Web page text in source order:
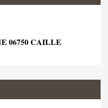
06750 CAILLE